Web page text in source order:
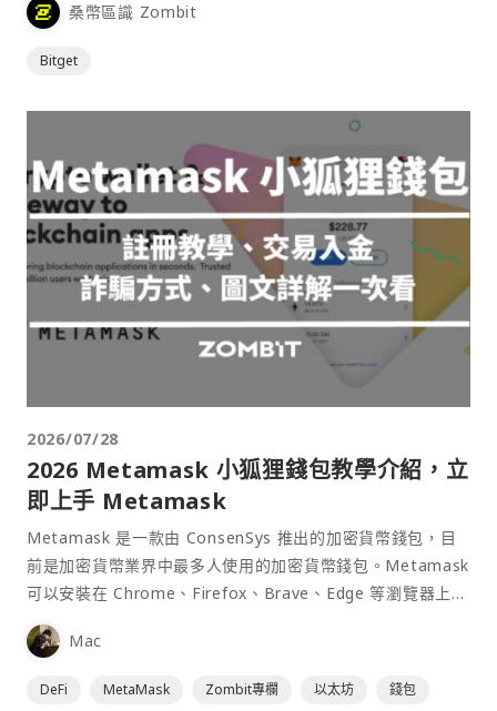
桑幣區識 Zombit
Bitget
2026/07/28
2026 Metamask 小狐狸錢包教學介紹，立
即上手 Metamask
Metamask 是一款由 ConsenSys 推出的加密貨幣錢包，目
前是加密貨幣業界中最多人使用的加密貨幣錢包。Metamask
可以安裝在 Chrome、Firefox、Brave、Edge 等瀏覽器上作
為插件使用，具備許多功能且使用上非常方便。
Mac
DeFi MetaMask Zombit專欄 以太坊 錢包